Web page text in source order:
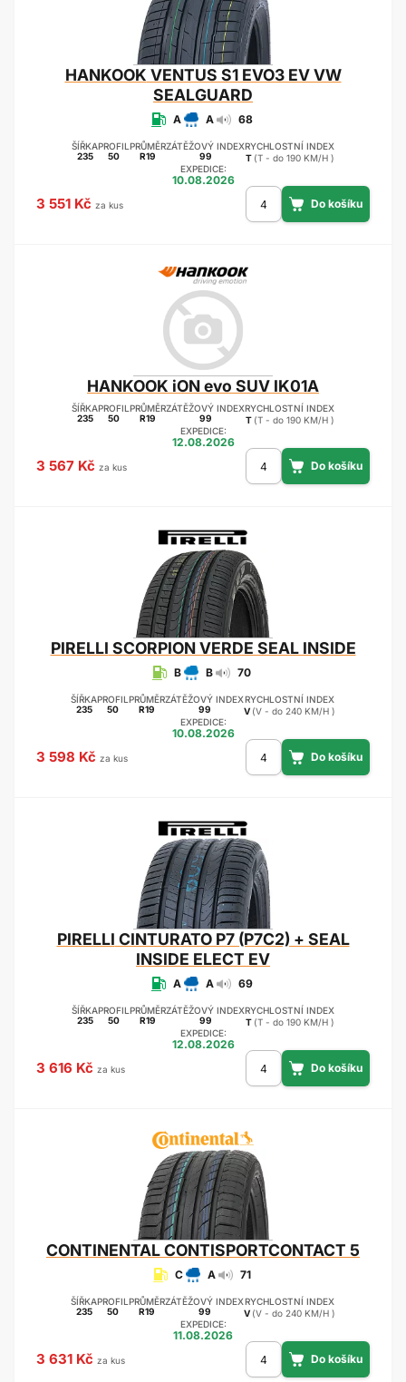
HANKOOK VENTUS S1 EVO3 EV VW
SEALGUARD
A A 68
ŠÍŘKA
235
PROFIL
50
PRŮMĚR
R19
ZÁTĚŽOVÝ INDEX
99
RYCHLOSTNÍ INDEX
T (T - do 190 KM/H )
EXPEDICE:
10.08.2026
3 551 Kč za kus
HANKOOK iON evo SUV IK01A
ŠÍŘKA
235
PROFIL
50
PRŮMĚR
R19
ZÁTĚŽOVÝ INDEX
99
RYCHLOSTNÍ INDEX
T (T - do 190 KM/H )
EXPEDICE:
12.08.2026
3 567 Kč za kus
PIRELLI SCORPION VERDE SEAL INSIDE
B B 70
ŠÍŘKA
235
PROFIL
50
PRŮMĚR
R19
ZÁTĚŽOVÝ INDEX
99
RYCHLOSTNÍ INDEX
V (V - do 240 KM/H )
EXPEDICE:
10.08.2026
3 598 Kč za kus
PIRELLI CINTURATO P7 (P7C2) + SEAL
INSIDE ELECT EV
A A 69
ŠÍŘKA
235
PROFIL
50
PRŮMĚR
R19
ZÁTĚŽOVÝ INDEX
99
RYCHLOSTNÍ INDEX
T (T - do 190 KM/H )
EXPEDICE:
12.08.2026
3 616 Kč za kus
CONTINENTALCONTISPORTCONTACT 5
C A 71
ŠÍŘKA
235
PROFIL
50
PRŮMĚR
R19
ZÁTĚŽOVÝ INDEX
99
RYCHLOSTNÍ INDEX
V (V - do 240 KM/H )
EXPEDICE:
11.08.2026
3 631 Kč za kus